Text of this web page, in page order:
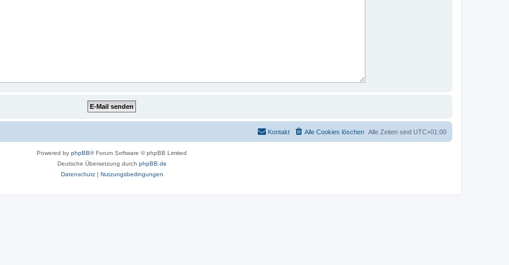
Alle Zeiten sind UTC+01:00
Alle Cookies löschen
Kontakt
Powered by phpBB® Forum Software © phpBB Limited
Deutsche Übersetzung durch phpBB.de
Datenschutz| Nutzungsbedingungen